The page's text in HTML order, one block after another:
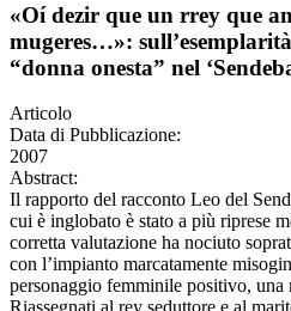
«Oí dezir que un rrey que
mugeres…»:
“donna onesta” nel
Articolo
Data di Pubblicazione:
2007
Abstract:
Il rapporto del racconto Leo del
cui è inglobato è stato a più riprese
corretta valutazione ha nociuto
con l’impianto marcatamente
personaggio femminile positivo, una